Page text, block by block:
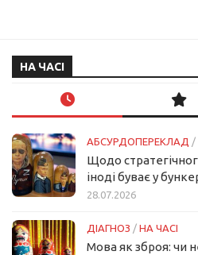
НА ЧАСІ
АБСУРДОПЕРЕКЛАД /
Щодо
іноді буває у
28.07.2026
ДІАГНОЗ / НА ЧАСІ
Мова як зброя: чи